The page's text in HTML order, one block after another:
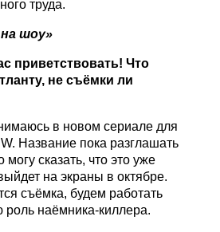
труда.
шоу»
приветствовать! Что
не съёмки ли
в новом сериале для
Название пока разглашать
сказать, что это уже
на экраны в октябре.
съёмка, будем работать
роль наёмника-киллера.